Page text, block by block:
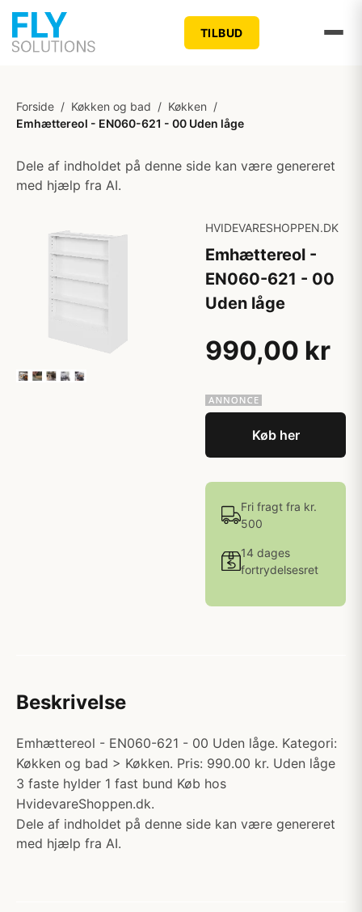
TILBUD
Forside / Køkken og bad / Køkken /
Emhættereol - EN060-621 - 00 Uden låge
Dele af indholdet på denne side kan være genereret
med hjælp fra AI.
HVIDEVARESHOPPEN.DK
Emhættereol -
EN060-621 - 00
Uden låge
990,00 kr
Køb her
Fri fragt fra kr.
500
14 dages
fortrydelsesret
Beskrivelse
Emhættereol - EN060-621 - 00 Uden låge. Kategori:
Køkken og bad > Køkken. Pris: 990.00 kr. Uden låge
3 faste hylder 1 fast bund Køb hos
HvidevareShoppen.dk.
Dele af indholdet på denne side kan være genereret
med hjælp fra AI.